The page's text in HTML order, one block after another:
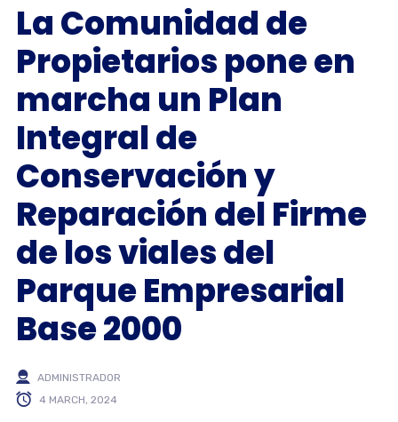
La Comunidad de
Propietarios pone en
marcha un Plan
Integral de
Conservación y
Reparación del Firme
de los viales del
Parque Empresarial
Base 2000
ADMINISTRADOR
4 MARCH, 2024